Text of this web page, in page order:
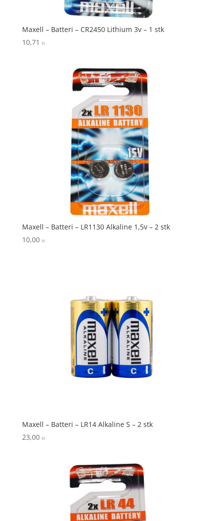
Maxell – Batteri – CR2450 Lithium 3v – 1 stk
10,71 kr.
Maxell – Batteri – LR1130 Alkaline 1,5v – 2 stk
10,00 kr.
Maxell – Batteri – LR14 Alkaline S – 2 stk
23,00 kr.